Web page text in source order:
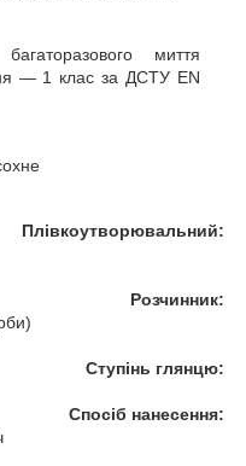
миття
— 1 клас за ДСТУ EN
Плівкоутворювальний:
Розчинник:
Ступінь глянцю:
Спосіб нанесення: